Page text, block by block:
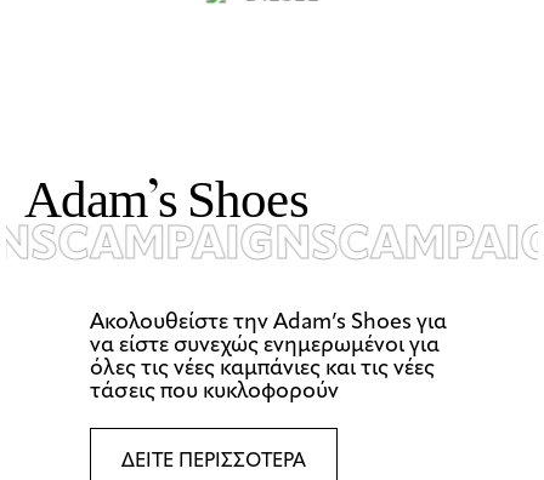
Adam’sShoes
CAMPAIGNS
Ακολουθείστε την Αdam’s Shoes για
να είστε συνεχώς ενημερωμένοι για
όλες τις νέες καμπάνιες και τις νέες
τάσεις που κυκλοφορούν
ΔΕΙΤΕ ΠΕΡΙΣΣΟΤΕΡΑ